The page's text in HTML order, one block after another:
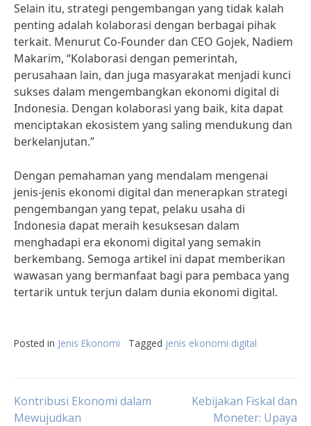
Selain itu, strategi pengembangan yang tidak kalah
penting adalah kolaborasi dengan berbagai pihak
terkait. Menurut Co-Founder dan CEO Gojek, Nadiem
Makarim, “Kolaborasi dengan pemerintah,
perusahaan lain, dan juga masyarakat menjadi kunci
sukses dalam mengembangkan ekonomi digital di
Indonesia. Dengan kolaborasi yang baik, kita dapat
menciptakan ekosistem yang saling mendukung dan
berkelanjutan.”
Dengan pemahaman yang mendalam mengenai
jenis-jenis ekonomi digital dan menerapkan strategi
pengembangan yang tepat, pelaku usaha di
Indonesia dapat meraih kesuksesan dalam
menghadapi era ekonomi digital yang semakin
berkembang. Semoga artikel ini dapat memberikan
wawasan yang bermanfaat bagi para pembaca yang
tertarik untuk terjun dalam dunia ekonomi digital.
Posted in Jenis Ekonomi Tagged jenis ekonomi digital
Post
Kontribusi Ekonomi dalam
Mewujudkan
Kebijakan Fiskal dan
Moneter: Upaya